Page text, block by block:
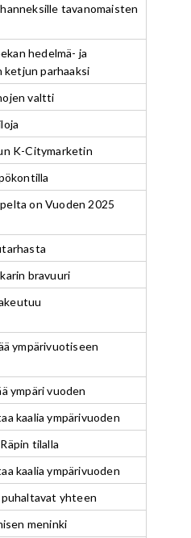
tavanomaisten
hedelmä- ja
parhaaksi
valtti
K-Citymarketin
on Vuoden 2025
bravuuri
ympärivuotiseen
ympäri vuoden
kaalia ympärivuoden
tilalla
kaalia ympärivuoden
yhteen
meninki